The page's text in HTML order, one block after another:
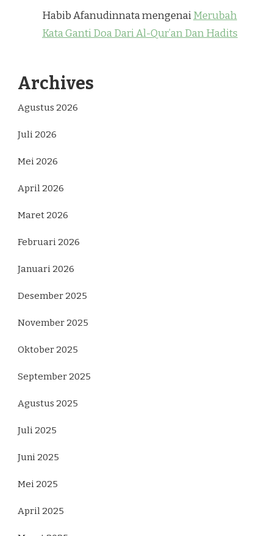
Habib AfanudinnatamengenaiMerubah
Kata Ganti Doa Dari Al-Qur’an Dan Hadits
Archives
Agustus 2026
Juli 2026
Mei 2026
April 2026
Maret 2026
Februari 2026
Januari 2026
Desember 2025
November 2025
Oktober 2025
September 2025
Agustus 2025
Juli 2025
Juni 2025
Mei 2025
April 2025